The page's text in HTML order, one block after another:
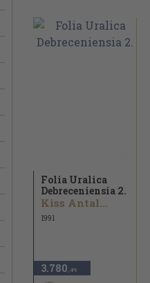
Folia Uralica
Debreceniensia 2.
Kiss Antal...
1991
3.780 ,-Ft